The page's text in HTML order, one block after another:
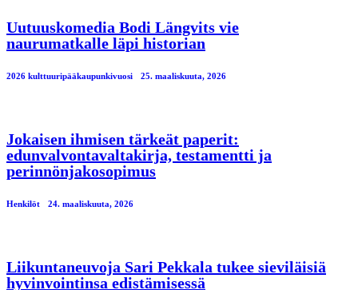
Uutuuskomedia Bodi Längvits vie
naurumatkalle läpi historian
2026 kulttuuripääkaupunkivuosi 25. maaliskuuta, 2026
Jokaisen ihmisen tärkeät paperit:
edunvalvontavaltakirja, testamentti ja
perinnönjakosopimus
Henkilöt 24. maaliskuuta, 2026
Liikuntaneuvoja Sari Pekkala tukee sieviläisiä
hyvinvointinsa edistämisessä